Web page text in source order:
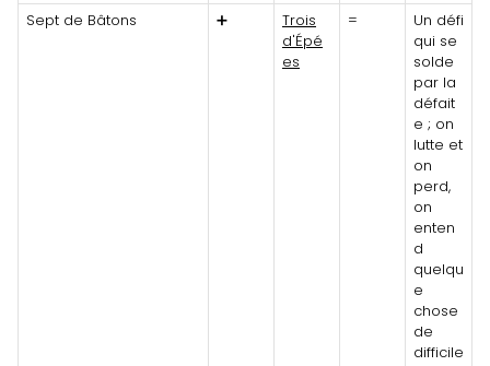
Sept de Bâtons
➕
Trois
d'Épé
es
=
Un défi
qui se
solde
par la
défait
e ; on
lutte et
on
perd,
on
enten
d
quelqu
e
chose
de
difficile